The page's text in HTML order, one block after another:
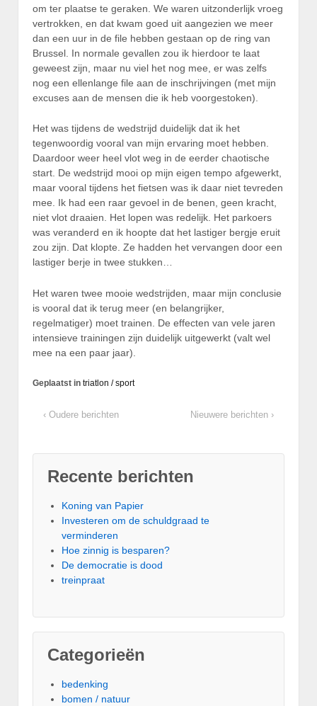
om ter plaatse te geraken. We waren uitzonderlijk vroeg
vertrokken, en dat kwam goed uit aangezien we meer
dan een uur in de file hebben gestaan op de ring van
Brussel. In normale gevallen zou ik hierdoor te laat
geweest zijn, maar nu viel het nog mee, er was zelfs
nog een ellenlange file aan de inschrijvingen (met mijn
excuses aan de mensen die ik heb voorgestoken).
Het was tijdens de wedstrijd duidelijk dat ik het
tegenwoordig vooral van mijn ervaring moet hebben.
Daardoor weer heel vlot weg in de eerder chaotische
start. De wedstrijd mooi op mijn eigen tempo afgewerkt,
maar vooral tijdens het fietsen was ik daar niet tevreden
mee. Ik had een raar gevoel in de benen, geen kracht,
niet vlot draaien. Het lopen was redelijk. Het parkoers
was veranderd en ik hoopte dat het lastiger bergje eruit
zou zijn. Dat klopte. Ze hadden het vervangen door een
lastiger berje in twee stukken…
Het waren twee mooie wedstrijden, maar mijn conclusie
is vooral dat ik terug meer (en belangrijker,
regelmatiger) moet trainen. De effecten van vele jaren
intensieve trainingen zijn duidelijk uitgewerkt (valt wel
mee na een paar jaar).
Geplaatst in triatlon / sport
‹ Oudere berichten Nieuwere berichten ›
Recente berichten
Koning van Papier
Investeren om de schuldgraad te
verminderen
Hoe zinnig is besparen?
De democratie is dood
treinpraat
Categorieën
bedenking
bomen / natuur